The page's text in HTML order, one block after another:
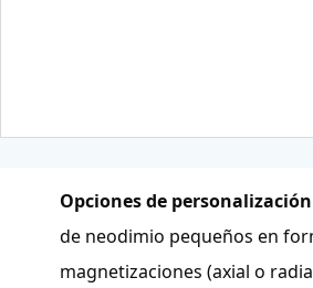
Opciones de personalización
de neodimio pequeños en
magnetizaciones (axial o